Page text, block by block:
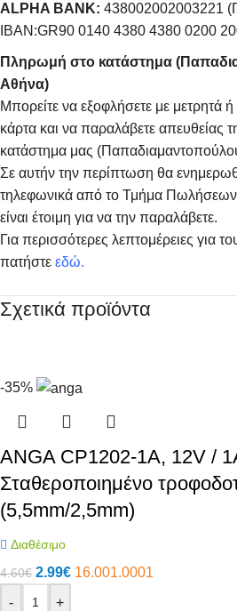
ALPHA BANK: 438002002003221
IBAN:GR90 0140 4380 4380 0200
Πληρωμή στο κατάστημα
Αθήνα)
Μπορείτε να εξοφλήσετε με μετρητά
κάρτα και να παραλάβετε απευθείας
κατάστημα μας
Σε αυτήν την περίπτωση θα
τηλεφωνικά από το Τμήμα Πωλήσεων
είναι έτοιμη για να την παραλάβετε.
Για περισσότερες λεπτομέρειες για
πατήστε εδώ.
Σχετικά προϊόντα
-35%
ANGA CP1202-1A, 12V /
Σταθεροποιημένο
(5,5mm/2,5mm)
Διαθέσιμο
4.60€ 2.99€ 16.001.0001
-
+